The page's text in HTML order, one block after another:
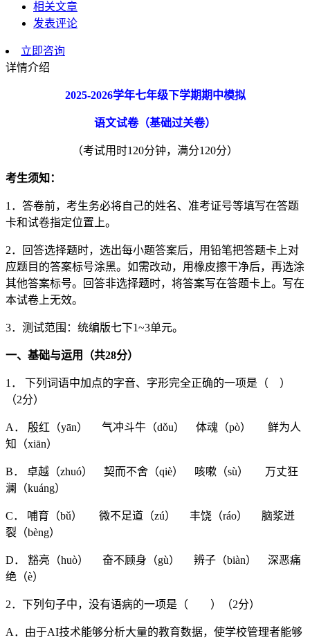
相关文章
发表评论
立即咨询
详情介绍
2025-2026学年七年级下学期期中模拟
语文试卷（基础过关卷）
（考试用时120分钟，满分120分）
考生须知：
1．答卷前，考生务必将自己的姓名、准考证号等填写在答题
卡和试卷指定位置上。
2．回答选择题时，选出每小题答案后，用铅笔把答题卡上对
应题目的答案标号涂黑。如需改动，用橡皮擦干净后，再选涂
其他答案标号。回答非选择题时，将答案写在答题卡上。写在
本试卷上无效。
3．测试范围：统编版七下1~3单元。
一、基础与运用（共28分）
1． 下列词语中加点的字音、字形完全正确的一项是（ ）
（2分）
A． 殷红（yān） 气冲斗牛（dǒu） 体魂（pò） 鲜为人
知（xiān）
B． 卓越（zhuó） 契而不舍（qiè） 咳嗽（sù） 万丈狂
澜（kuáng）
C． 哺育（bǔ） 微不足道（zú） 丰饶（ráo） 脑浆迸
裂（bèng）
D． 豁亮（huò） 奋不顾身（gù） 辨子（biàn） 深恶痛
绝（è）
2．下列句子中，没有语病的一项是（ ）（2分）
A．由于AI技术能够分析大量的教育数据，使学校管理者能够